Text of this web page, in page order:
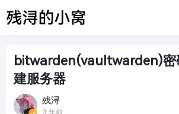
bitwarden(vaultwarden)密
建服务器
残浔
3 年前